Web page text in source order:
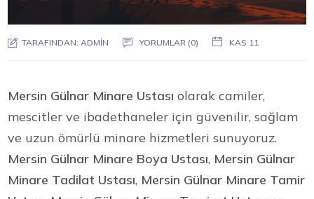
TARAFINDAN: ADMIN YORUMLAR (0) KAS 11
Mersin Gülnar Minare Ustası olarak camiler,
mescitler ve ibadethaneler için güvenilir, sağlam
ve uzun ömürlü minare hizmetleri sunuyoruz.
Mersin Gülnar Minare Boya Ustası, Mersin Gülnar
Minare Tadilat Ustası, Mersin Gülnar Minare Tamir